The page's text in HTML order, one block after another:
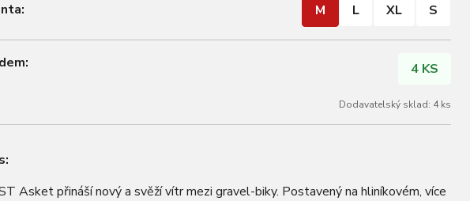
M L XL S
4 KS
Dodavatelský sklad: 4 ks
Asket přináší nový a svěží vítr mezi gravel-biky. Postavený na hliníkovém, více